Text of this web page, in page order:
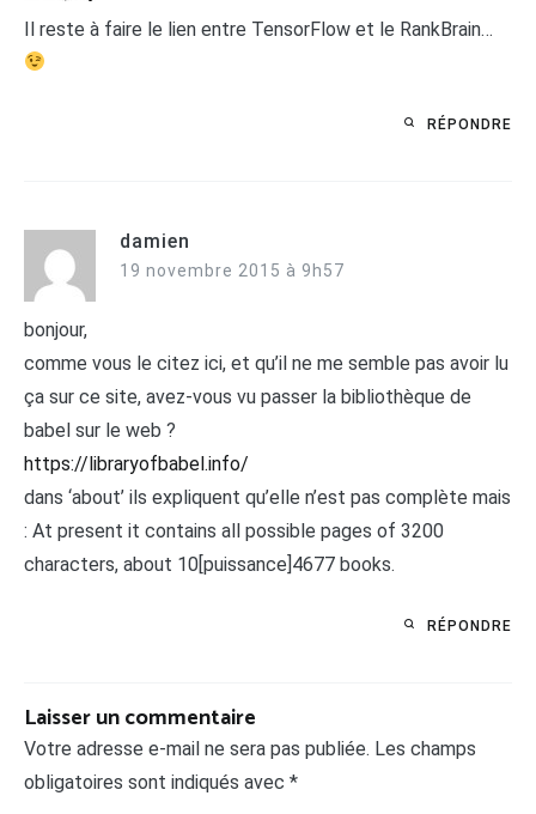
Il reste à faire le lien entre TensorFlow et le RankBrain…
RÉPONDRE
damien
19 novembre 2015 à 9h57
bonjour,
comme vous le citez ici, et qu’il ne me semble pas avoir lu
ça sur ce site, avez-vous vu passer la bibliothèque de
babel sur le web ?
https://libraryofbabel.info/
dans ‘about’ ils expliquent qu’elle n’est pas complète mais
: At present it contains all possible pages of 3200
characters, about 10[puissance]4677 books.
RÉPONDRE
Laisser un commentaire
Votre adresse e-mail ne sera pas publiée. Les champs
obligatoires sont indiqués avec *